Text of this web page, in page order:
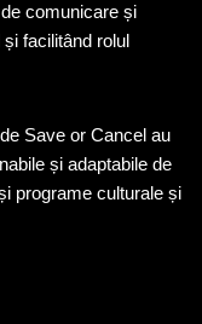
comunicare și
facilitând rolul
Save or Cancel au
și adaptabile de
programe culturale și